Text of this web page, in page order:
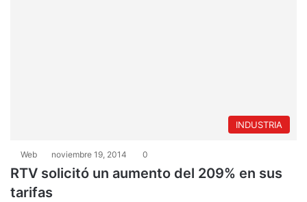
INDUSTRIA
Web noviembre 19, 2014 0
RTV solicitó un aumento del 209% en sus
tarifas